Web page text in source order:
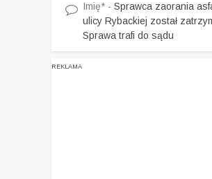
Imię* - Sprawca zaorania
ulicy Rybackiej został
Sprawa trafi do sądu
REKLAMA